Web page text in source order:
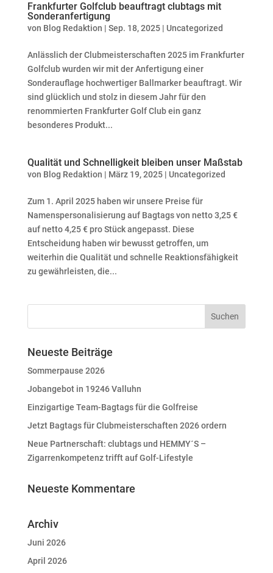
Frankfurter Golfclub beauftragt clubtags mit
Sonderanfertigung
von Blog Redaktion | Sep. 18, 2025| Uncategorized
Anlässlich der Clubmeisterschaften 2025 im Frankfurter
Golfclub wurden wir mit der Anfertigung einer
Sonderauflage hochwertiger Ballmarker beauftragt. Wir
sind glücklich und stolz in diesem Jahr für den
renommierten Frankfurter Golf Club ein ganz
besonderes Produkt...
Qualität und Schnelligkeit bleiben unser Maßstab
von Blog Redaktion | März 19, 2025| Uncategorized
Zum 1. April 2025 haben wir unsere Preise für
Namenspersonalisierung auf Bagtags von netto 3,25 €
auf netto 4,25 € pro Stück angepasst. Diese
Entscheidung haben wir bewusst getroffen, um
weiterhin die Qualität und schnelle Reaktionsfähigkeit
zu gewährleisten, die...
Neueste Beiträge
Sommerpause 2026
Jobangebot in 19246 Valluhn
Einzigartige Team-Bagtags für die Golfreise
Jetzt Bagtags für Clubmeisterschaften 2026 ordern
Neue Partnerschaft: clubtags und HEMMY´S –
Zigarrenkompetenz trifft auf Golf-Lifestyle
Neueste Kommentare
Archiv
Juni 2026
April 2026